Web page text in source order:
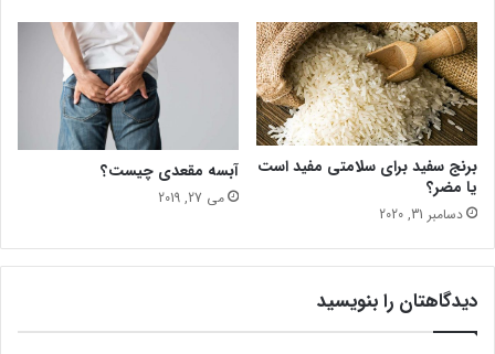
برنج سفید برای سلامتی مفید است
یا مضر؟
دسامبر 31, 2020
آبسه مقعدی چیست؟
می 27, 2019
دیدگاهتان را بنویسید